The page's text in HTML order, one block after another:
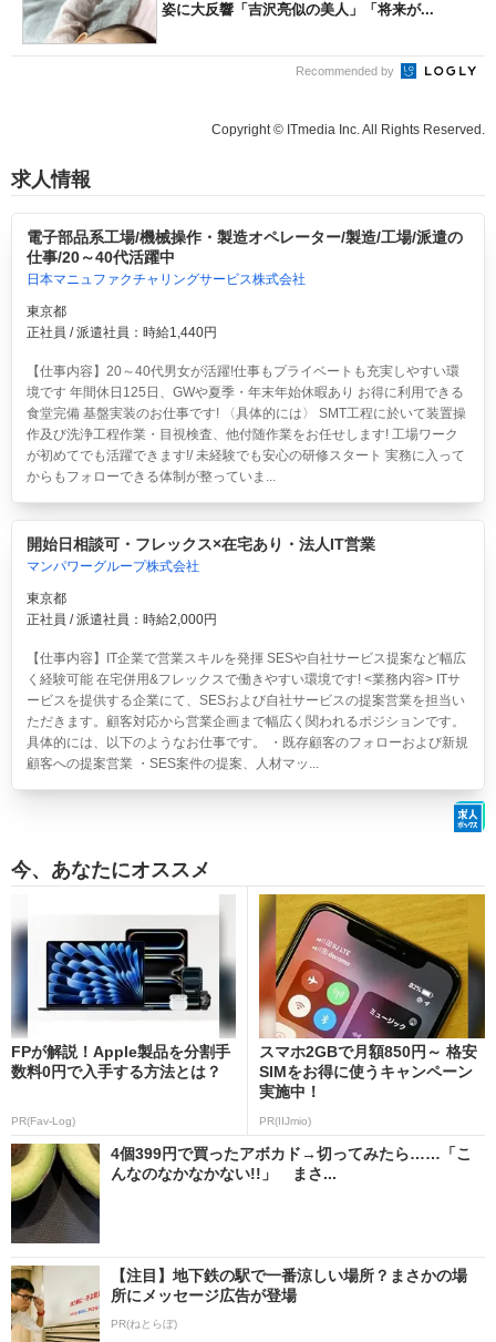
姿に大反響「吉沢亮似の美人」「将来が...
Recommended by
Copyright © ITmedia Inc. All Rights Reserved.
求人情報
電子部品系工場/機械操作・製造オペレーター/製造/工場/派遣の
仕事/20～40代活躍中
日本マニュファクチャリングサービス株式会社
東京都
正社員 / 派遣社員：時給1,440円
【仕事内容】20～40代男女が活躍!仕事もプライベートも充実しやすい環
境です 年間休日125日、GWや夏季・年末年始休暇あり お得に利用できる
食堂完備 基盤実装のお仕事です! 〈具体的には〉 SMT工程に於いて装置操
作及び洗浄工程作業・目視検査、他付随作業をお任せします! 工場ワーク
が初めてでも活躍できます!/ 未経験でも安心の研修スタート 実務に入って
からもフォローできる体制が整っていま...
開始日相談可・フレックス×在宅あり・法人IT営業
マンパワーグループ株式会社
東京都
正社員 / 派遣社員：時給2,000円
【仕事内容】IT企業で営業スキルを発揮 SESや自社サービス提案など幅広
く経験可能 在宅併用&フレックスで働きやすい環境です! <業務内容> ITサ
ービスを提供する企業にて、SESおよび自社サービスの提案営業を担当い
ただきます。顧客対応から営業企画まで幅広く関われるポジションです。
具体的には、以下のようなお仕事です。 ・既存顧客のフォローおよび新規
顧客への提案営業 ・SES案件の提案、人材マッ...
今、あなたにオススメ
FPが解説！Apple製品を分割手
数料0円で入手する方法とは？
PR(Fav-Log)
スマホ2GBで月額850円～ 格安
SIMをお得に使うキャンペーン
実施中！
PR(IIJmio)
4個399円で買ったアボカド→切ってみたら……「こ
んなのなかなかない!!」 まさ...
【注目】地下鉄の駅で一番涼しい場所？まさかの場
所にメッセージ広告が登場
PR(ねとらぼ)